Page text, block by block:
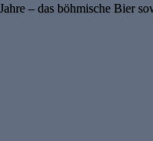
– das böhmische Bier